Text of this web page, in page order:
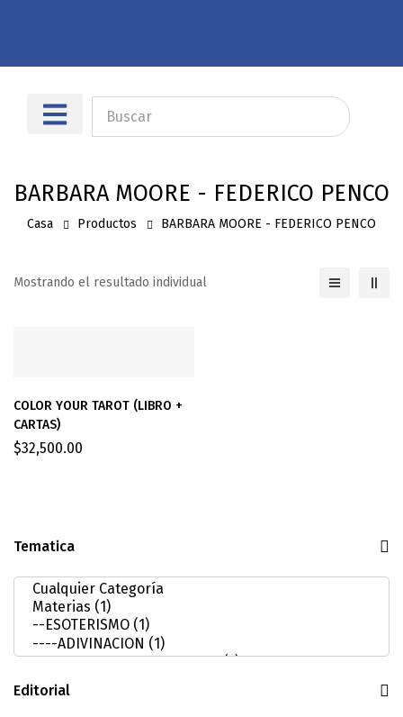
BARBARA MOORE - FEDERICO PENCO
Casa Productos BARBARA MOORE - FEDERICO PENCO
Tematica
Editorial
Mostrando el resultado individual
COLOR YOUR TAROT (LIBRO +
CARTAS)
$32,500.00